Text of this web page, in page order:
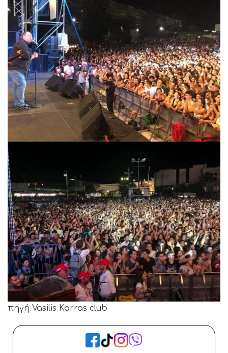
πηγή Vasilis Karras club